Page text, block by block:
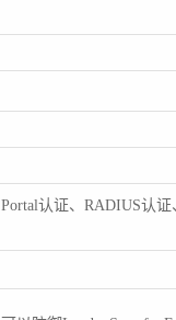
Portal认证、RADIUS认